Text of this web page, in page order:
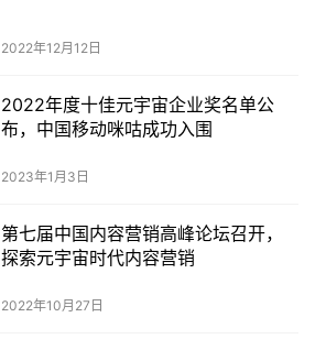
2022年12月12日
2022年度十佳元宇宙企业奖名单公
布，中国移动咪咕成功入围
2023年1月3日
第七届中国内容营销高峰论坛召开，
探索元宇宙时代内容营销
2022年10月27日